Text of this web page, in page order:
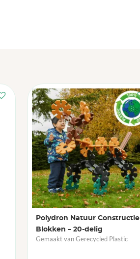
Polydron Natuur Constructie
Blokken – 20-delig
Gemaakt van Gerecycled Plastic